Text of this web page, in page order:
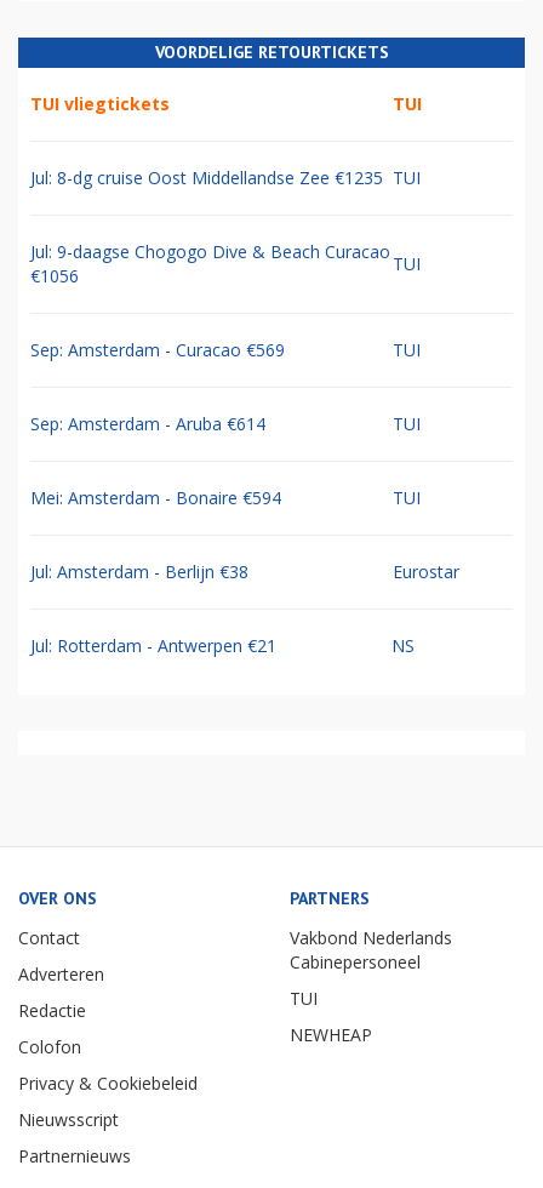
VOORDELIGE RETOURTICKETS
TUI vliegtickets TUI
Jul: 8-dg cruise Oost Middellandse Zee €1235 TUI
Jul: 9-daagse Chogogo Dive & Beach Curacao
€1056
TUI
Sep: Amsterdam - Curacao €569 TUI
Sep: Amsterdam - Aruba €614 TUI
Mei: Amsterdam - Bonaire €594 TUI
Jul: Amsterdam - Berlijn €38 Eurostar
Jul: Rotterdam - Antwerpen €21 NS
OVER ONS
Contact
Adverteren
Redactie
Colofon
Privacy & Cookiebeleid
Nieuwsscript
Partnernieuws
PARTNERS
Vakbond Nederlands
Cabinepersoneel
TUI
NEWHEAP